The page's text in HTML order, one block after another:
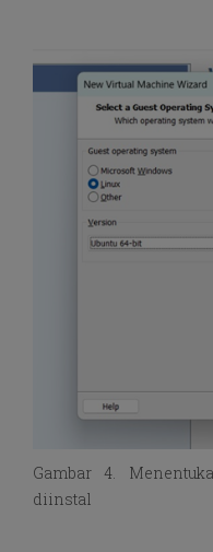
Gambar 4.
diinstal